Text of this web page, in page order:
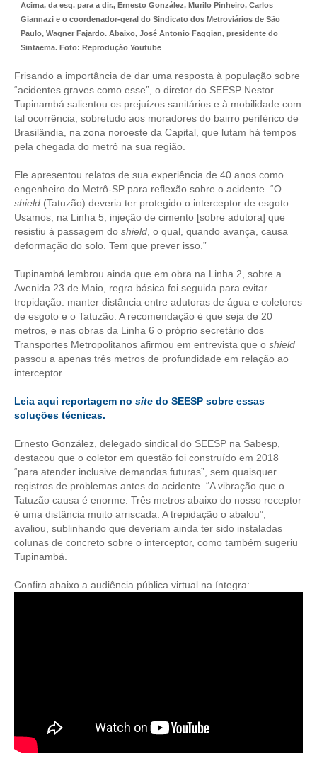
Acima, da esq. para a dir., Ernesto González, Murilo Pinheiro, Carlos
Giannazi e o coordenador-geral do Sindicato dos Metroviários de São
Paulo, Wagner Fajardo. Abaixo, José Antonio Faggian, presidente do
Sintaema. Foto: Reprodução Youtube
Frisando a importância de dar uma resposta à população sobre
“acidentes graves como esse”, o diretor do SEESP Nestor
Tupinambá salientou os prejuízos sanitários e à mobilidade com
tal ocorrência, sobretudo aos moradores do bairro periférico de
Brasilândia, na zona noroeste da Capital, que lutam há tempos
pela chegada do metrô na sua região.
Ele apresentou relatos de sua experiência de 40 anos como
engenheiro do Metrô-SP para reflexão sobre o acidente. “O
shield (Tatuzão) deveria ter protegido o interceptor de esgoto.
Usamos, na Linha 5, injeção de cimento [sobre adutora] que
resistiu à passagem do shield, o qual, quando avança, causa
deformação do solo. Tem que prever isso.”
Tupinambá lembrou ainda que em obra na Linha 2, sobre a
Avenida 23 de Maio, regra básica foi seguida para evitar
trepidação: manter distância entre adutoras de água e coletores
de esgoto e o Tatuzão. A recomendação é que seja de 20
metros, e nas obras da Linha 6 o próprio secretário dos
Transportes Metropolitanos afirmou em entrevista que o shield
passou a apenas três metros de profundidade em relação ao
interceptor.
Leia aqui reportagem no site do SEESP sobre essas
soluções técnicas.
Ernesto González, delegado sindical do SEESP na Sabesp,
destacou que o coletor em questão foi construído em 2018
“para atender inclusive demandas futuras”, sem quaisquer
registros de problemas antes do acidente. “A vibração que o
Tatuzão causa é enorme. Três metros abaixo do nosso receptor
é uma distância muito arriscada. A trepidação o abalou”,
avaliou, sublinhando que deveriam ainda ter sido instaladas
colunas de concreto sobre o interceptor, como também sugeriu
Tupinambá.
Confira abaixo a audiência pública virtual na íntegra: